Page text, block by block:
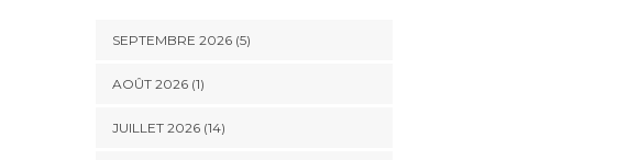
SEPTEMBRE 2026 (5)
AOÛT 2026 (1)
JUILLET 2026 (14)